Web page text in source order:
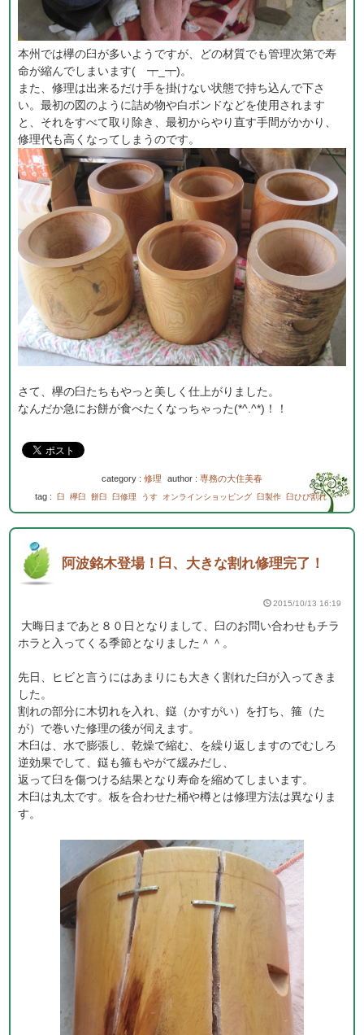
本州では欅の臼が多いようですが、どの材質でも管理次第で寿
命が縮んでしまいます( ┯_┯)。
また、修理は出来るだけ手を掛けない状態で持ち込んで下さ
い。最初の図のように詰め物や白ボンドなどを使用されます
と、それをすべて取り除き、最初からやり直す手間がかかり、
修理代も高くなってしまうのです。
さて、欅の臼たちもやっと美しく仕上がりました。
なんだか急にお餅が食べたくなっちゃった(*^.^*)！！
category : 修理 author :専務の大住美春
tag : 臼 欅臼 餅臼 臼修理 うす オンラインショッピング 臼製作 臼ひび割れ
阿波銘木登場！臼、大きな割れ修理完了！
2015/10/13 16:19
大晦日まであと８０日となりまして、臼のお問い合わせもチラ
ホラと入ってくる季節となりました＾＾。
先日、ヒビと言うにはあまりにも大きく割れた臼が入ってきま
した。
割れの部分に木切れを入れ、鎹（かすがい）を打ち、箍（た
が）で巻いた修理の後が伺えます。
木臼は、水で膨張し、乾燥で縮む、を繰り返しますのでむしろ
逆効果でして、鎹も箍もやがて緩みだし、
返って臼を傷つける結果となり寿命を縮めてしまいます。
木臼は丸太です。板を合わせた桶や樽とは修理方法は異なりま
す。